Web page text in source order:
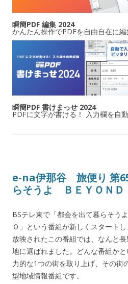
瞬簡PDF 編集 2024
かんたん操作でPDFを自由自在に
瞬簡PDF 書けまっせ 2024
PDFに文字が書ける！ 入力欄を自
e-na伊那谷 旅便り 第
らそうよ ＢＥＹＯＮＤ
BSテレ東で「都会を出て暮らそ
Ｏ」という番組が新しくスタートし
放映されたこの番組では、なんと
地に選ばれました。どんな番組か
力的な1つの街を取り上げ、その街
型地域情報番組です。